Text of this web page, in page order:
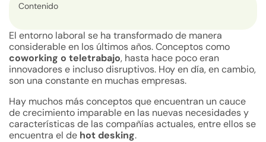
Contenido
El entorno laboral se ha transformado de manera
considerable en los últimos años. Conceptos como
coworking o teletrabajo, hasta hace poco eran
innovadores e incluso disruptivos. Hoy en día, en cambio,
son una constante en muchas empresas.
Hay muchos más conceptos que encuentran un cauce
de crecimiento imparable en las nuevas necesidades y
características de las compañías actuales, entre ellos se
encuentra el de hot desking.